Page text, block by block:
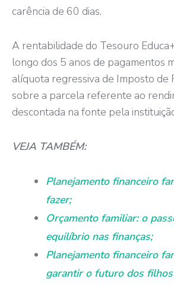
carência de 60 dias.
A rentabilidade do Tesouro
longo dos 5 anos de pagamentos
alíquota regressiva de Imposto de
sobre a parcela referente ao
descontada na fonte pela
VEJA TAMBÉM:
Planejamento financeiro
fazer;
Orçamento familiar: o
equilíbrio nas finanças;
Planejamento financeiro
garantir o futuro dos